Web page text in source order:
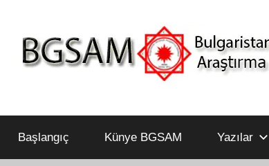
BGSAM
Stratejik
Araştırma
Başlangıç Künye BGSAM Yazılar